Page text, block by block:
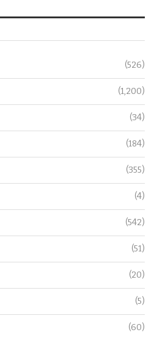
(526)
(1,200)
(34)
(184)
(355)
(4)
(542)
(51)
(20)
(5)
(60)